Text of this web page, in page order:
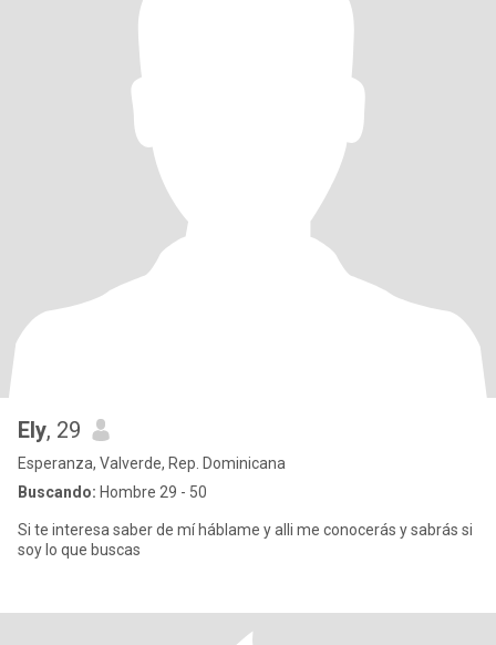
Ely, 29
Esperanza, Valverde, Rep. Dominicana
Buscando: Hombre 29 - 50
Si te interesa saber de mí háblame y alli me conocerás y sabrás si
soy lo que buscas